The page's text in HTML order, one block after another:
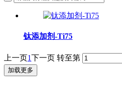
钛添加剂-Ti75
上一页1下一页 转至第
加载更多